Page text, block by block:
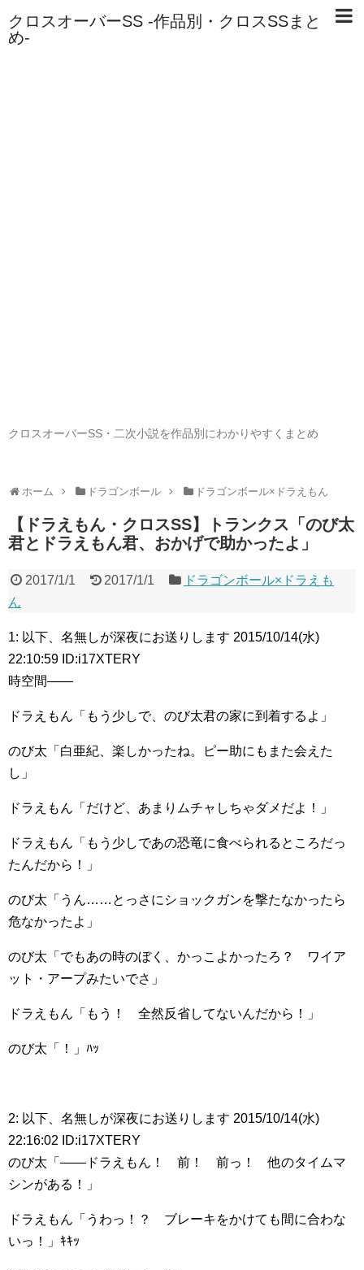
クロスオーバーSS -作品別・クロスSSまと
め-
クロスオーバーSS・二次小説を作品別にわかりやすくまとめ
ホーム ドラゴンボール ドラゴンボール×ドラえもん
【ドラえもん・クロスSS】トランクス「のび太
君とドラえもん君、おかげで助かったよ」
2017/1/1 2017/1/1
ドラゴンボール×ドラえも
ん
1: 以下、名無しが深夜にお送りします 2015/10/14(水)
22:10:59 ID:i17XTERY
時空間――
ドラえもん「もう少しで、のび太君の家に到着するよ」
のび太「白亜紀、楽しかったね。ピー助にもまた会えた
し」
ドラえもん「だけど、あまりムチャしちゃダメだよ！」
ドラえもん「もう少しであの恐竜に食べられるところだっ
たんだから！」
のび太「うん……とっさにショックガンを撃たなかったら
危なかったよ」
のび太「でもあの時のぼく、かっこよかったろ？ ワイア
ット・アープみたいでさ」
ドラえもん「もう！ 全然反省してないんだから！」
のび太「！」ﾊｯ
2: 以下、名無しが深夜にお送りします 2015/10/14(水)
22:16:02 ID:i17XTERY
のび太「――ドラえもん！ 前！ 前っ！ 他のタイムマ
シンがある！」
ドラえもん「うわっ！？ ブレーキをかけても間に合わな
いっ！」ｷｷｯ